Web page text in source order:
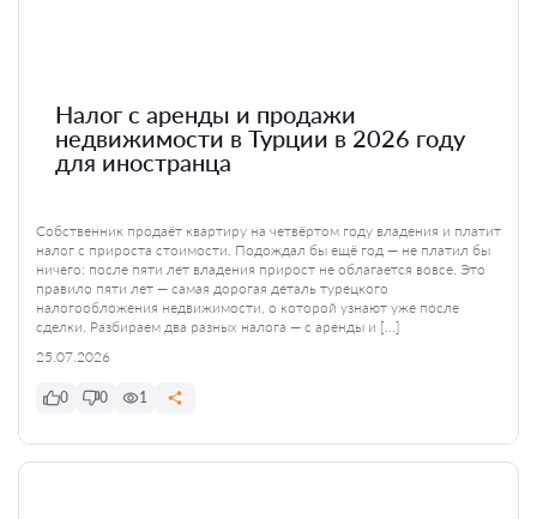
Налог с аренды и продажи
недвижимости в Турции в 2026 году
для иностранца
Собственник продаёт квартиру на четвёртом году владения и платит
налог с прироста стоимости. Подождал бы ещё год — не платил бы
ничего: после пяти лет владения прирост не облагается вовсе. Это
правило пяти лет — самая дорогая деталь турецкого
налогообложения недвижимости, о которой узнают уже после
сделки. Разбираем два разных налога — с аренды и […]
25.07.2026
0 0 1